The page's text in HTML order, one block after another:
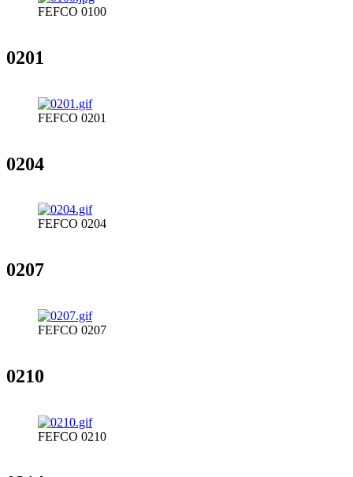
FEFCO 0100
0201
FEFCO 0201
0204
FEFCO 0204
0207
FEFCO 0207
0210
FEFCO 0210